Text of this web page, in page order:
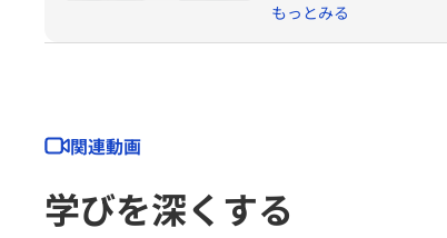
もっとみる
関連動画
学びを深くする